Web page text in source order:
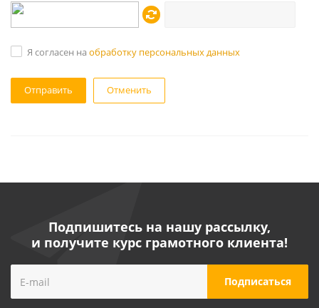
Я согласен на обработку персональных данных
Отменить
Подпишитесь на нашу рассылку,
и получите курс грамотного клиента!